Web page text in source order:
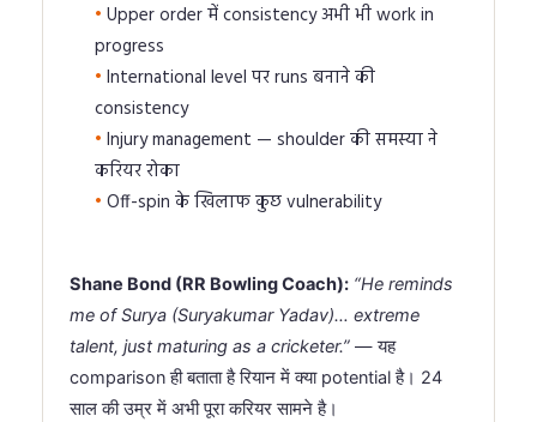
Upper order में consistency अभी भी work in
progress
International level पर runs बनाने की
consistency
Injury management — shoulder की समस्या ने
करियर रोका
Off-spin के खिलाफ कुछ vulnerability
Shane Bond (RR Bowling Coach): “He reminds
me of Surya (Suryakumar Yadav)… extreme
talent, just maturing as a cricketer.” — यह
comparison ही बताता है रियान में क्या potential है। 24
साल की उम्र में अभी पूरा करियर सामने है।